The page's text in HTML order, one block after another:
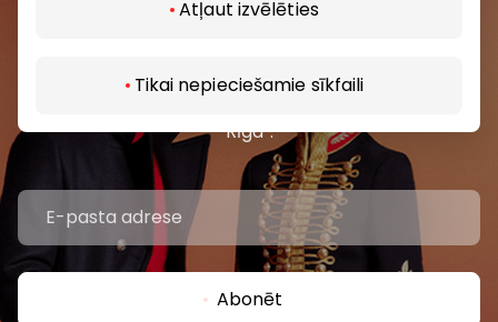
Atļaut izvēlēties
Tikai nepieciešamie sīkfaili
pasākumiem un jaunāko informāciju iepirkšanās un
Rīga”.
Abonēt